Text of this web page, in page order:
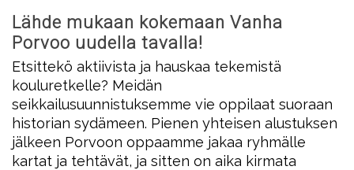
Lähde mukaan kokemaan Vanha
Porvoo uudella tavalla!
Etsittekö aktiivista ja hauskaa tekemistä
kouluretkelle? Meidän
seikkailusuunnistuksemme vie oppilaat suoraan
historian sydämeen. Pienen yhteisen alustuksen
jälkeen Porvoon oppaamme jakaa ryhmälle
kartat ja tehtävät, ja sitten on aika kirmata